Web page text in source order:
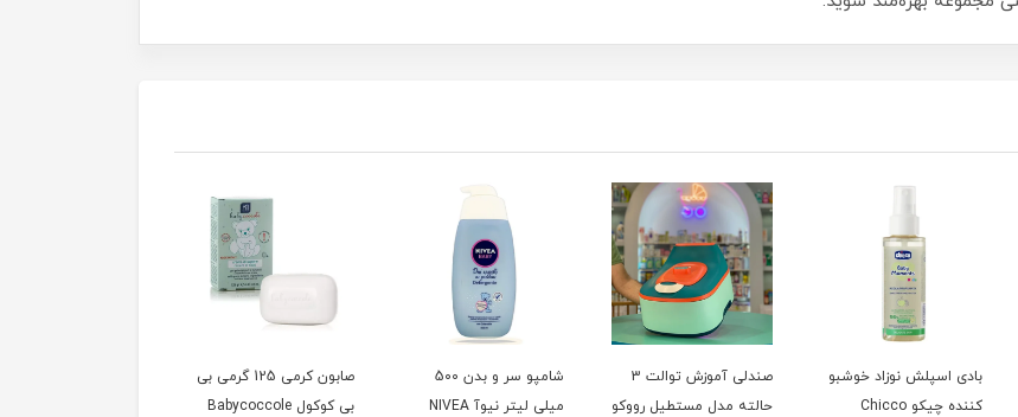
بادی اسپلش نوزاد خوشبو
کننده چیکو Chicco
صندلی آموزش توالت 3
حالته مدل مستطیل رووکو
شامپو سر و بدن 500
میلی لیتر نیوآ NIVEA
صابون کرمی 125 گرمی بی
بی کوکول Babycoccole